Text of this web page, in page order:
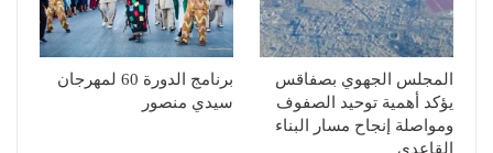
المجلس الجهوي بصفاقس
يؤكد أهمية توحيد الصفوف
ومواصلة إنجاح مسار البناء
القاعدي
برنامج الدورة 60 لمهرجان
سيدي منصور